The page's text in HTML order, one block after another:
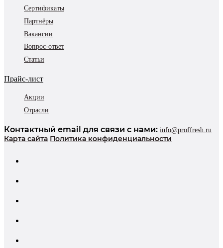
Сертификаты
Партнёры
Вакансии
Вопрос-ответ
Статьи
Прайс-лист
Акции
Отрасли
Контактный email для связи с нами: info@proffresh.ru
Карта сайта Политика конфиденциальности